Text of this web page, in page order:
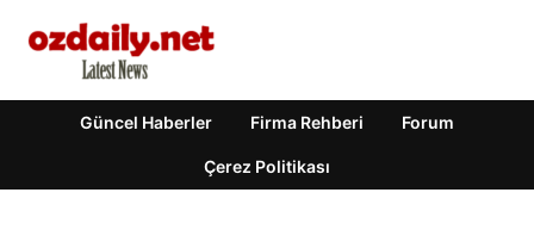
Güncel Haberler Firma Rehberi Forum
Çerez Politikası